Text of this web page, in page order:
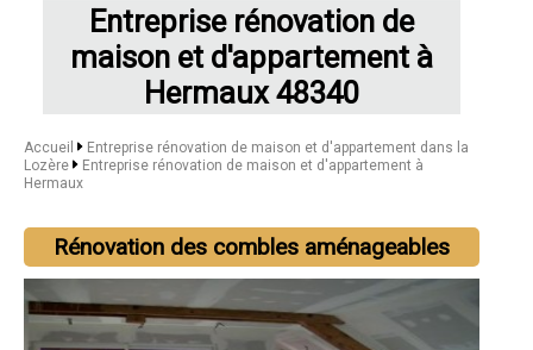
Entreprise rénovation de
maison et d'appartement à
Hermaux 48340
Accueil
Entreprise rénovation de maison et d'appartement dans la
Lozère
Entreprise rénovation de maison et d'appartement à
Hermaux
Rénovation des combles aménageables